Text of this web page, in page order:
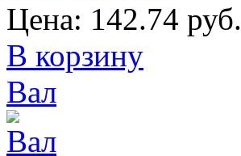
Цена: 142.74 руб.
В корзину
Вал